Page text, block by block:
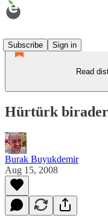
Subscribe
Sign in
Read
Hürtürk
Burak Buyukdemir
Aug 15, 2008